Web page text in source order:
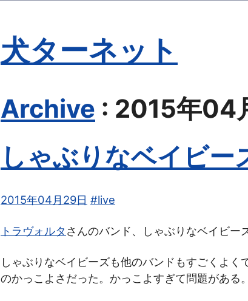
犬ターネット
Archive : 2015年04
しゃぶりなベイビー
2015年04月29日 #live
トラヴォルタ さんのバンド、しゃぶりなベイビー
しゃぶりなベイビーズも他のバンドもすごくよく
のかっこよさだった。かっこよすぎて問題がある